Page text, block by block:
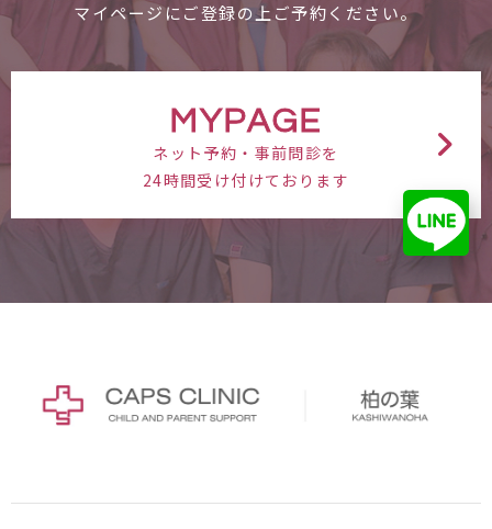
マイページにご登録の上ご予約ください。
MYPAGE
ネット予約・事前問診を
24時間受け付けております